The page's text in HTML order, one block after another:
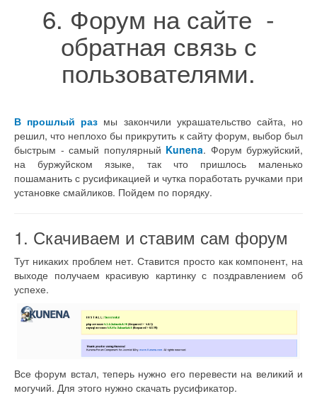
6. Форум на сайте -
обратная связь с
пользователями.
В прошлый раз мы закончили украшательство сайта, но
решил, что неплохо бы прикрутить к сайту форум, выбор был
быстрым - самый популярный Kunena. Форум буржуйский,
на буржуйском языке, так что пришлось маленько
пошаманить с русификацией и чутка поработать ручками при
установке смайликов. Пойдем по порядку.
1. Скачиваем и ставим сам форум
Тут никаких проблем нет. Ставится просто как компонент, на
выходе получаем красивую картинку с поздравлением об
успехе.
Все форум встал, теперь нужно его перевести на великий и
могучий. Для этого нужно скачать русификатор.